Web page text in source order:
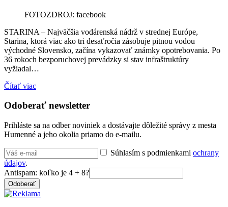
FOTOZDROJ: facebook
STARINA – Najväčšia vodárenská nádrž v strednej Európe,
Starina, ktorá viac ako tri desaťročia zásobuje pitnou vodou
východné Slovensko, začína vykazovať známky opotrebovania. Po
36 rokoch bezporuchovej prevádzky si stav infraštruktúry
vyžiadal…
Čítať viac
Odoberať newsletter
Prihláste sa na odber noviniek a dostávajte dôležité správy z mesta
Humenné a jeho okolia priamo do e-mailu.
Súhlasím s podmienkami ochrany
údajov.
Antispam: koľko je 4 + 8?
Odoberať